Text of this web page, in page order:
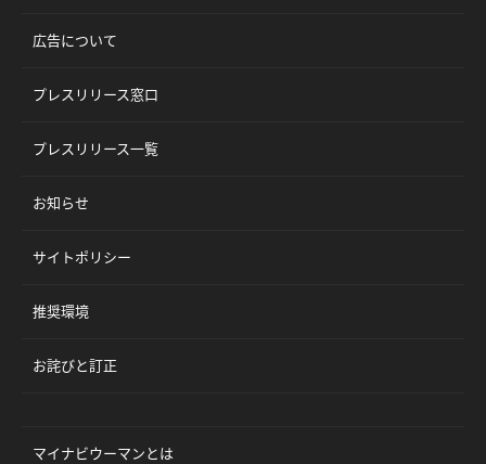
広告について
プレスリリース窓口
プレスリリース一覧
お知らせ
サイトポリシー
推奨環境
お詫びと訂正
マイナビウーマンとは